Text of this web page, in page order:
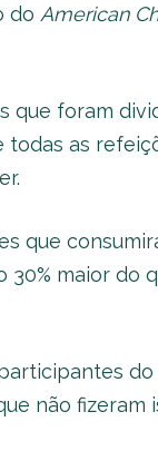
do American
que foram
as
que
maior do
não fizeram